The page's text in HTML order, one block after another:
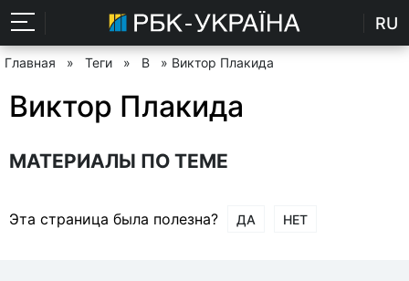
RU
Главная » Теги » В » Виктор Плакида
Виктор Плакида
МАТЕРИАЛЫ ПО ТЕМЕ
Эта страница была полезна? ДА НЕТ